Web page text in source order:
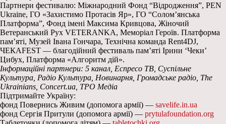
Партнери фестивалю: Міжнародний Фонд “Відродження”, PEN
Ukraine, ГО «Захистимо Протасів Яр», ГО “Солом’янська
Платформа”, Фонд імені Максима Кривцова, Жіночий
Ветеранський Рух VETERANKA, Меморіал Героїв. Платформа
памʼяті, Музей Івана Гончара, Технічна команда Rent4DJ,
ЧЕКАFEST — благодійний фестиваль пам’яті Ірини ‘Чеки’
Цибух, Платформа «Алгоритм дій».
Інформаційні партнери: 5 канал, Еспресо ТВ, Суспільне
Культура, Радіо Культура, Новинарня, Громадське радіо, The
Ukrainians, Concert.ua, ТРО Медіа
Підтримайте Україну:
фонд Повернись Живим (допомога армії) — savelife.in.ua
фонд Сергія Притули (допомога армії) — prytulafoundation.org